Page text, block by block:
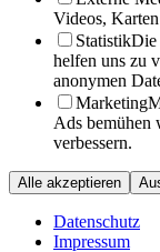
Videos,
StatistikDie
helfen uns zu
anonymen
Marketing
Ads bemühen
verbessern.
Alle akzeptieren
Datenschutz
Impressum